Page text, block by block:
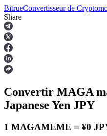
Contrats à terme
BitrueConvertisseur de
Share
Convertir MAGA
Japanese Yen JPY
1 MAGAMEME = ¥0